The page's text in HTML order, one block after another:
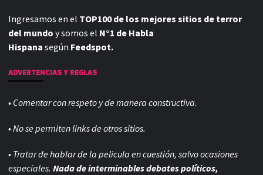
Ingresamos en el TOP100 de los mejores sitios de terror
del mundo y somos el N°1 de Habla
Hispana según Feedspot.
ADVERTENCIAS Y REGLAS
• Comentar con respeto y de manera constructiva.
• No se permiten links de otros sitios.
• Tratar de hablar de la pelicula en cuestión, salvo ocasiones
especiales. Nada de interminables debates políticos,